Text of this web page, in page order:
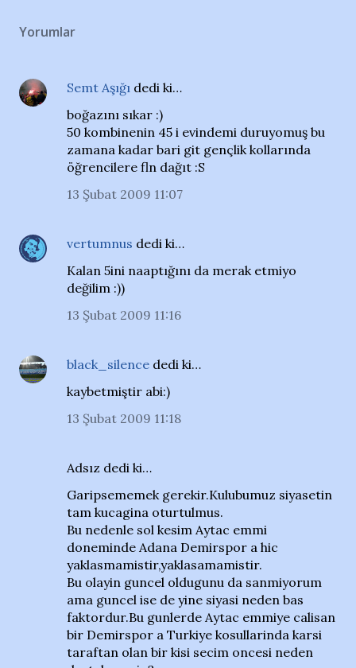
Yorumlar
Semt Aşığı dedi ki…
boğazını sıkar :)
50 kombinenin 45 i evindemi duruyomuş bu
zamana kadar bari git gençlik kollarında
öğrencilere fln dağıt :S
13 Şubat 2009 11:07
vertumnus dedi ki…
Kalan 5ini naaptığını da merak etmiyo
değilim :))
13 Şubat 2009 11:16
black_silence dedi ki…
kaybetmiştir abi:)
13 Şubat 2009 11:18
Adsız dedi ki…
Garipsememek gerekir.Kulubumuz siyasetin
tam kucagina oturtulmus.
Bu nedenle sol kesim Aytac emmi
doneminde Adana Demirspor a hic
yaklasmamistir,yaklasamamistir.
Bu olayin guncel oldugunu da sanmiyorum
ama guncel ise de yine siyasi neden bas
faktordur.Bu gunlerde Aytac emmiye calisan
bir Demirspor a Turkiye kosullarinda karsi
taraftan olan bir kisi secim oncesi neden